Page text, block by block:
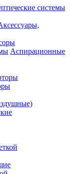
системы
Аспирационные